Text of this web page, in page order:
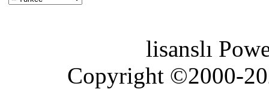
lisanslı
Copyright ©2000-